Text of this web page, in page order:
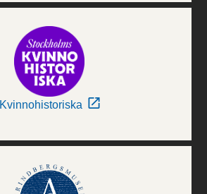
Kvinnohistoriska